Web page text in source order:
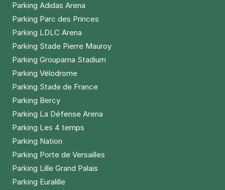
Parking Adidas Arena
Parking Parc des Princes
Parking LDLC Arena
Parking Stade Pierre Mauroy
Parking Groupama Stadium
Parking Vélodrome
Parking Stade de France
Parking Bercy
Parking La Défense Arena
Parking Les 4 temps
Parking Nation
Parking Porte de Versailles
Parking Lille Grand Palais
Parking Euralille